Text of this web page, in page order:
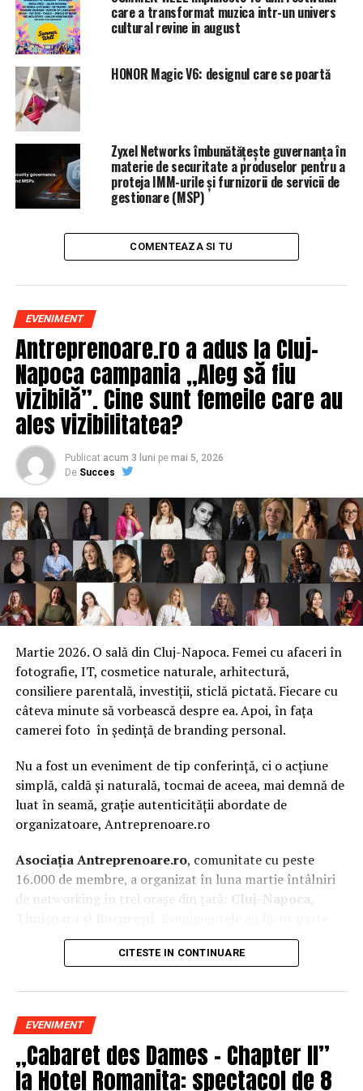
DNA-ST PLOIESTI/FINA LUI ONEA, Giuela Deaconu, SE
CERE LA PENSIE
apare prima dată în
Prahova.
ARTICOLE PE ACEIASI TEMA:
URMATORUL
Anunț ȘOC la metrou! Toți bucureștenii sunt afectați
NU RATATI
Marea Britanie ar putea RĂMÂNE în Uniunea Europeană!
care a transformat muzica intr-un univers
cultural revine in august
HONOR Magic V6: designul care se poartă
Zyxel Networks îmbunătățește guvernanța în
materie de securitate a produselor pentru a
proteja IMM-urile și furnizorii de servicii de
gestionare (MSP)
COMENTEAZA SI TU
EVENIMENT
Antreprenoare.ro a adus la Cluj-
Napoca campania „Aleg să fiu
vizibilă”. Cine sunt femeile care au
ales vizibilitatea?
Publicat acum 3 luni pe mai 5, 2026
De Succes
Martie 2026. O sală din Cluj-Napoca. Femei cu afaceri în
fotografie, IT, cosmetice naturale, arhitectură,
consiliere parentală, investiții, sticlă pictată. Fiecare cu
câteva minute să vorbească despre ea. Apoi, în fața
camerei foto în ședință de branding personal.
Nu a fost un eveniment de tip conferință, ci o acțiune
simplă, caldă și naturală, tocmai de aceea, mai demnă de
luat în seamă, grație autenticității abordate de
organizatoare, Antreprenoare.ro
Asociația Antreprenoare.ro, comunitate cu peste
16.000 de membre, a organizat în luna martie întâlniri
de networking în trei orașe din țară:
Cluj-Napoca,
campania națională„Aleg să fiu vizibilă„, o
inițiativă care combină sesiuni de fotografie de brand
prezentă, cu numele tău și cu afacerea ta, în spațiul
public.
La Cluj-Napoca, sesiunile foto au fost susținute de doi
fotografi profesioniști:Valentina Mihalache
CITESTE IN CONTINUARE
EVENIMENT
„Cabaret des Dames – Chapter II”
la Hotel Romanita: spectacol de 8